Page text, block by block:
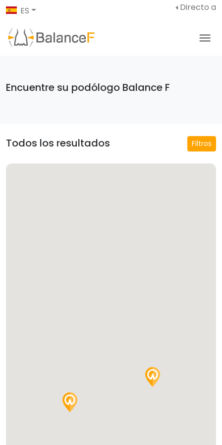
ES Directo a
Encuentre su podólogo Balance F
Todos los resultados Filtros